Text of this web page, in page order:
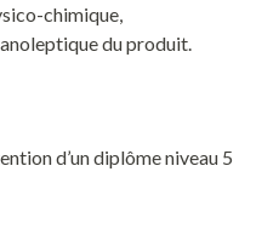
chimique,
du produit.
d’un diplôme niveau 5